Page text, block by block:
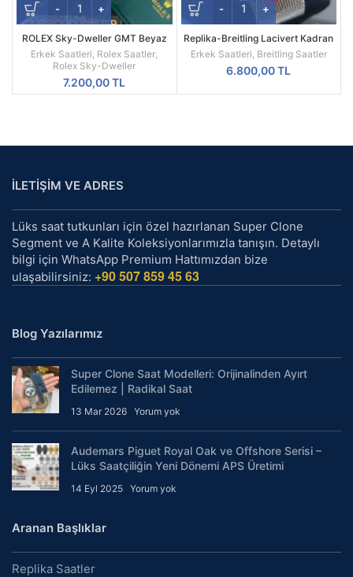
ROLEX Sky-Dweller GMT Beyaz
Kadran Sarı Kasa Erkek Saati
Erkek Saatleri Rolex Saatler
Rolex Sky-Dweller
7.200,00TL
Replika-Breitling Lacivert Kadran
Hasır Kordon Kol Saati
Erkek Saatleri Breitling Saatler
6.800,00TL
İLETİŞİM VE ADRES
Lüks saat tutkunları için özel hazırlanan Super Clone
Segment ve A Kalite Koleksiyonlarımızla tanışın. Detaylı
bilgi için WhatsApp Premium Hattımızdan bize
ulaşabilirsiniz: +90 507 859 45 63
Blog Yazılarımız
Super Clone Saat Modelleri: Orijinalinden Ayırt
Edilemez | Radikal Saat
13 Mar 2026 Yorum yok
Audemars Piguet Royal Oak ve Offshore Serisi –
Lüks Saatçiliğin Yeni Dönemi APS Üretimi
14 Eyl 2025 Yorum yok
Aranan Başlıklar
Replika Saatler